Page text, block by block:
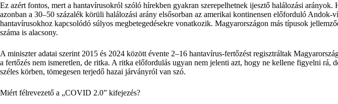
Ez azért fontos, mert a hantavírusokról szóló hírekben gyakran szerepelhetnek ijesztő halálozási arányok.
azonban a 30–50 százalék körüli halálozási arány elsősorban az amerikai kontinensen előforduló Andok-
hantavírusokhoz kapcsolódó súlyos megbetegedésekre vonatkozik. Magyarországon más típusok
száma is alacsony.
A miniszter adatai szerint 2015 és 2024 között évente 2–16 hantavírus-fertőzést regisztráltak
a fertőzés nem ismeretlen, de ritka. A ritka előfordulás ugyan nem jelenti azt, hogy ne kellene figyelni rá,
széles körben, tömegesen terjedő hazai járványról van szó.
Miért félrevezető a „COVID 2.0” kifejezés?